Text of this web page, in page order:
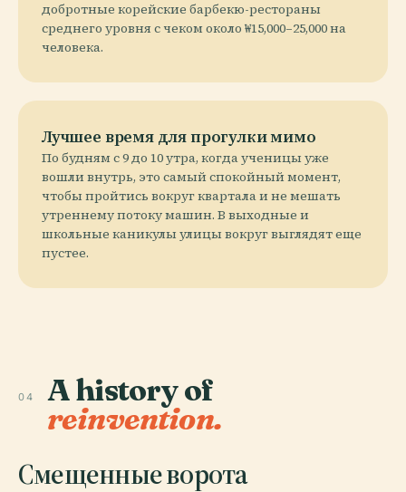
добротные корейские барбекю-рестораны
среднего уровня с чеком около ₩15,000–25,000 на
человека.
Лучшее время для прогулки мимо
По будням с 9 до 10 утра, когда ученицы уже
вошли внутрь, это самый спокойный момент,
чтобы пройтись вокруг квартала и не мешать
утреннему потоку машин. В выходные и
школьные каникулы улицы вокруг выглядят еще
пустее.
04 A history of
reinvention.
Смещенные ворота